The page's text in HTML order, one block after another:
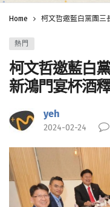
Home 柯文哲邀藍白黨團
熱門
柯文哲邀藍白
新鴻門宴杯酒
yeh
2024-02-24